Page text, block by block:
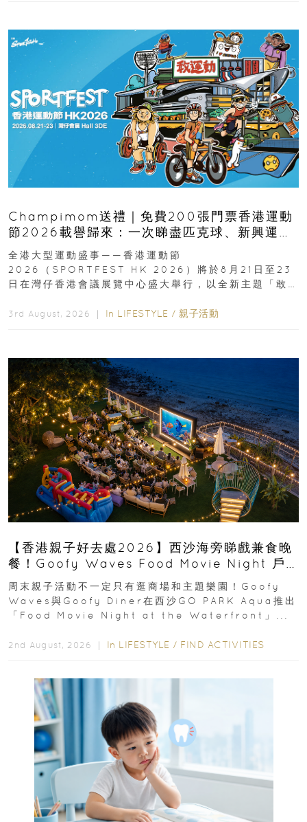
Champimom送禮｜免費200張門票香港運動
節2026載譽歸來：一次睇盡匹克球、新興運
動、街舞比賽＋逾百運動品牌展覽
全港大型運動盛事——香港運動節
2026（SPORTFEST HK 2026）將於8月21日至23
日在灣仔香港會議展覽中心盛大舉行，以全新主題「敢
3rd August, 2026 ｜ In LIFESTYLE / 親子活動
【香港親子好去處2026】西沙海旁睇戲兼食晚
餐！Goofy Waves Food Movie Night 戶
外影院逢週末登場
周末親子活動不一定只有逛商場和主題樂園！Goofy
Waves與Goofy Diner在西沙GO PARK Aqua推出
「Food Movie Night at the Waterfront」...
2nd August, 2026 ｜ In LIFESTYLE / FIND ACTIVITIES